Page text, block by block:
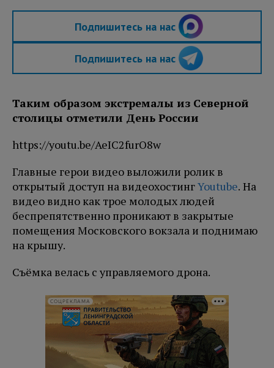
Подпишитесь на нас
Подпишитесь на нас
Таким образом экстремалы из Северной
столицы отметили День России
https://youtu.be/AeIC2furO8w
Главные герои видео выложили ролик в
открытый доступ на видеохостингYoutube. На
видео видно как трое молодых людей
беспрепятственно проникают в закрытые
помещения Московского вокзала и поднимаю
на крышу.
Съёмка велась с управляемого дрона.
СОЦРЕКЛАМА